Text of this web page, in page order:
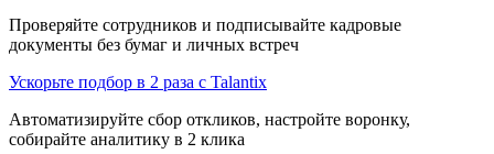
Проверяйте сотрудников и подписывайте кадровые
документы без бумаг и личных встреч
Ускорьте подбор в 2 раза с Talantix
Автоматизируйте сбор откликов, настройте воронку,
собирайте аналитику в 2 клика